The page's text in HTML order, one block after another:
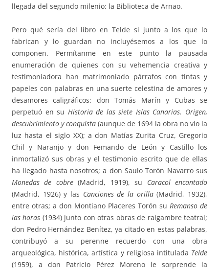
llegada del segundo milenio: la Biblioteca de Arnao.
Pero qué sería del libro en Telde si junto a los que lo
fabrican y lo guardan no incluyésemos a los que lo
componen. Permítanme en este punto la pausada
enumeración de quienes con su vehemencia creativa y
testimoniadora han matrimoniado párrafos con tintas y
papeles con palabras en una suerte celestina de amores y
desamores caligráficos: don Tomás Marín y Cubas se
perpetuó en su Historia de las siete Islas Canarias. Origen,
descubrimiento y conquista (aunque de 1694 la obra no vio la
luz hasta el siglo XX); a don Matías Zurita Cruz, Gregorio
Chil y Naranjo y don Femando de León y Castillo los
inmortalizó sus obras y el testimonio escrito que de ellas
ha llegado hasta nosotros; a don Saulo Torón Navarro sus
Monedas de cobre(Madrid, 1919), su Caracol encantado
(Madrid, 1926) y las Canciones de la orilla(Madrid, 1932),
entre otras; a don Montiano Placeres Torón su Remanso de
las horas (1934) junto con otras obras de raigambre teatral;
don Pedro Hernández Benítez, ya citado en estas palabras,
contribuyó a su perenne recuerdo con una obra
arqueológica, histórica, artística y religiosa intitulada Telde
(1959), a don Patricio Pérez Moreno le sorprende la